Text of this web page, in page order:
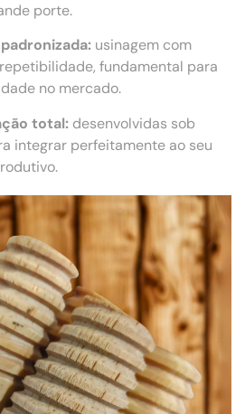
porte.
usinagem com
fundamental para
no mercado.
total: desenvolvidas sob
integrar perfeitamente ao seu